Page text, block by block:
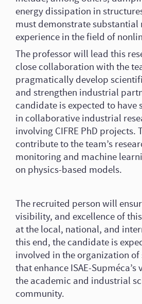
energy dissipation in
must demonstrate substantial
experience in the field of
The professor will lead this
close collaboration with the
pragmatically develop
and strengthen industrial
candidate is expected to have
in collaborative industrial
involving CIFRE PhD projects.
contribute to the team’s
monitoring and machine
on physics-based models.
The recruited person will
visibility, and excellence of
at the local, national, and
this end, the candidate is
involved in the organization
that enhance ISAE-
the academic and industrial
community.